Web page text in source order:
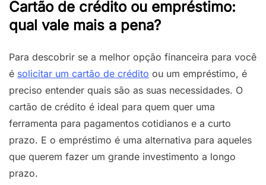
Cartão de crédito ou empréstimo:
qual vale mais a pena?
Para descobrir se a melhor opção financeira para você
é solicitar um cartão de crédito ou um empréstimo, é
preciso entender quais são as suas necessidades. O
cartão de crédito é ideal para quem quer uma
ferramenta para pagamentos cotidianos e a curto
prazo. E o empréstimo é uma alternativa para aqueles
que querem fazer um grande investimento a longo
prazo.